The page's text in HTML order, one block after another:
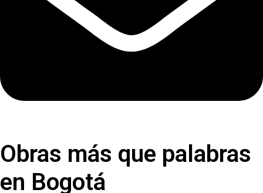
Obras más que palabras
en Bogotá